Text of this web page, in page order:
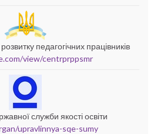
педагогічних працівників
view/centrprppsmr
служби якості освіти
upravlinnya-sqe-sumy